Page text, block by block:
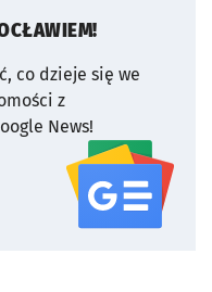
co dzieje się we
z
News!
serwisu